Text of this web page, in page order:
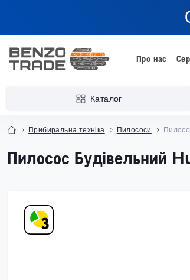
Про нас
Каталог
Прибиральна техніка Пилососи
Пилосос